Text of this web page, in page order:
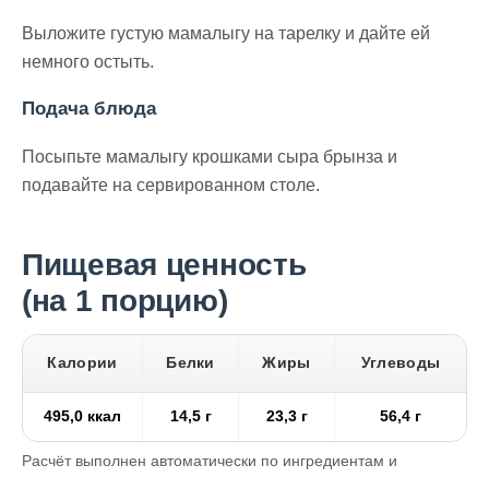
Выложите густую мамалыгу на тарелку и дайте ей
немного остыть.
Подача блюда
Посыпьте мамалыгу крошками сыра брынза и
подавайте на сервированном столе.
Пищевая ценность
(на 1 порцию)
Калории Белки Жиры Углеводы
495,0 ккал 14,5 г 23,3 г 56,4 г
Расчёт выполнен автоматически по ингредиентам и